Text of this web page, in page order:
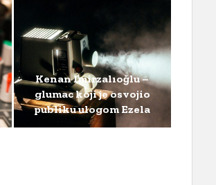
Kenan Imirzalıoğlu –
glumac koji je osvojio
publiku ulogom Ezela